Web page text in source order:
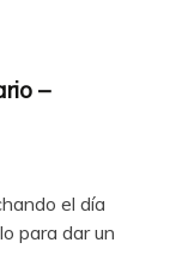
–
el día
para dar un